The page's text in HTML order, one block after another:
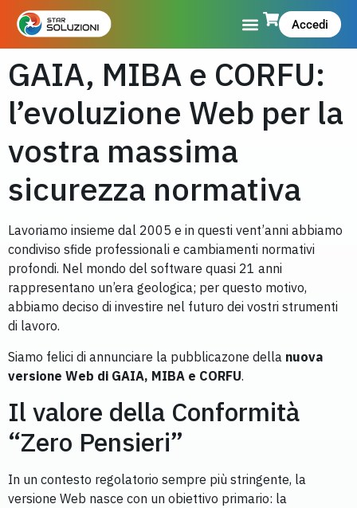
Accedi
GAIA, MIBA e CORFU:
l’evoluzione Web per la
vostra massima
sicurezza normativa
Lavoriamo insieme dal 2005 e in questi vent’anni abbiamo
condiviso sfide professionali e cambiamenti normativi
profondi. Nel mondo del software quasi 21 anni
rappresentano un’era geologica; per questo motivo,
abbiamo deciso di investire nel futuro dei vostri strumenti
di lavoro.
Siamo felici di annunciare la pubblicazone della nuova
versione Web di GAIA, MIBA e CORFU.
Il valore della Conformità
“Zero Pensieri”
In un contesto regolatorio sempre più stringente, la
versione Web nasce con un obiettivo primario: la